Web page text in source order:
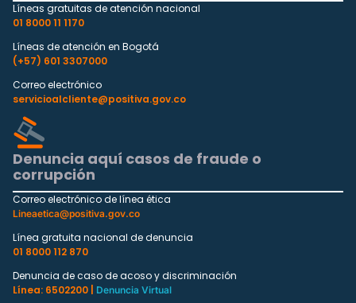
Líneas gratuitas de atención nacional
01 8000 11 1170
Líneas de atención en Bogotá
(+57) 601 3307000
Correo electrónico
servicioalcliente@positiva.gov.co
Denuncia aquí casos de fraude o
corrupción
Correo electrónico de línea ética
Lineaetica@positiva.gov.co
Línea gratuita nacional de denuncia
01 8000 112 870
Denuncia de caso de acoso y discriminación
Línea: 6502200 |
Denuncia Virtual